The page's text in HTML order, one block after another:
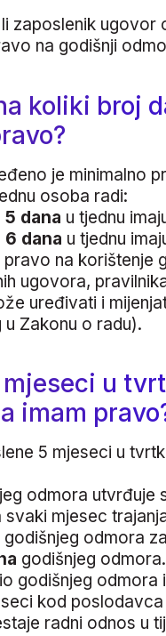
zaposlenik
na godišnji
koliki broj
je minimalno
osoba radi:
5 dana u tjednu
6 dana u tjednu
na korištenje
ugovora,
uređivati i
Zakonu o radu).
u
imam
5 mjeseci u
odmora utvrđuje
mjesec
odmora
godišnjeg odmora.
godišnjeg odmora
kod poslodavca
radni odnos u